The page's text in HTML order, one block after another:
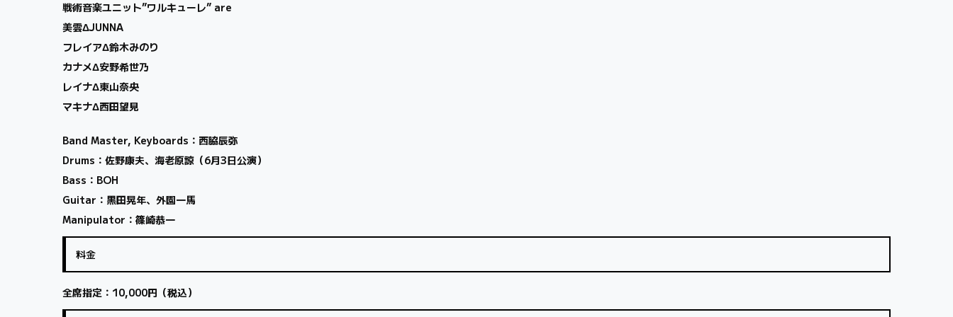
戦術音楽ユニット”ワルキューレ” are
美雲ΔJUNNA
フレイアΔ鈴木みのり
カナメΔ安野希世乃
レイナΔ東山奈央
マキナΔ西田望見
Band Master, Keyboards：西脇辰弥
Drums：佐野康夫、海老原諒（6月3日公演）
Bass：BOH
Guitar：黒田晃年、外園一馬
Manipulator：篠崎恭一
料金
全席指定：10,000円（税込）